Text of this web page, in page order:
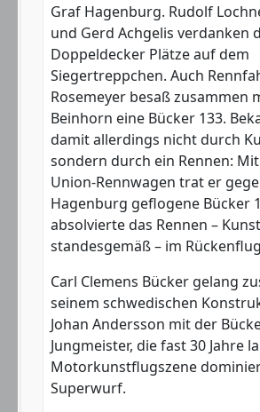
Graf Hagenburg. Rudolf
und Gerd Achgelis verdanken
Doppeldecker Plätze auf dem
Siegertreppchen. Auch
Rosemeyer besaß zusammen
Beinhorn eine Bücker 133.
damit allerdings nicht durch
sondern durch ein Rennen:
Union-Rennwagen trat er
Hagenburg geflogene Bücker
absolvierte das Rennen –
standesgemäß – im
Carl Clemens Bücker gelang
seinem schwedischen
Johan Andersson mit der
Jungmeister, die fast 30 Jahre
Motorkunstflugszene
Superwurf.